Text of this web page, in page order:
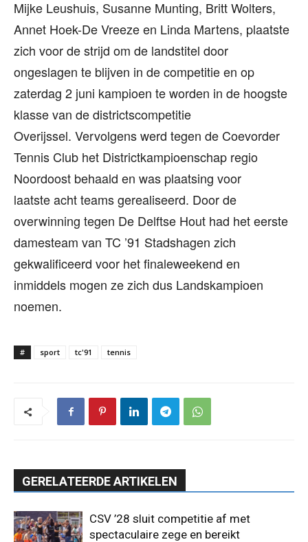
Mijke Leushuis, Susanne Munting, Britt Wolters,
Annet Hoek-De Vreeze en Linda Martens, plaatste
zich voor de strijd om de landstitel door
ongeslagen te blijven in de competitie en op
zaterdag 2 juni kampioen te worden in de hoogste
klasse van de districtscompetitie
Overijssel. Vervolgens werd tegen de Coevorder
Tennis Club het Districtkampioenschap regio
Noordoost behaald en was plaatsing voor
laatste acht teams gerealiseerd. Door de
overwinning tegen De Delftse Hout had het eerste
damesteam van TC ’91 Stadshagen zich
gekwalificeerd voor het finaleweekend en
inmiddels mogen ze zich dus Landskampioen
noemen.
# sport tc'91 tennis
GERELATEERDE ARTIKELEN
CSV ’28 sluit competitie af met
spectaculaire zege en bereikt